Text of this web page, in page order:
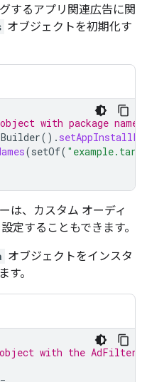
するアプリ関連広告に関
オブジェクトを初期化す
with package
Builder().
(setOf(
は、カスタム オーディ
定することもできます。
オブジェクトをインスタ
す。
with the